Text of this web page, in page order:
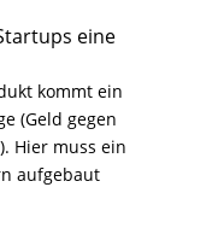
eine
kommt ein
(Geld gegen
Hier muss ein
aufgebaut